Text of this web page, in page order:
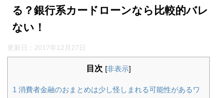
る？銀行系カードローンなら比較的バレ
ない！
更新日： 2017年12月27日
目次 [非表示]
1 消費者金融のおまとめは少し怪しまれる可能性があるワ